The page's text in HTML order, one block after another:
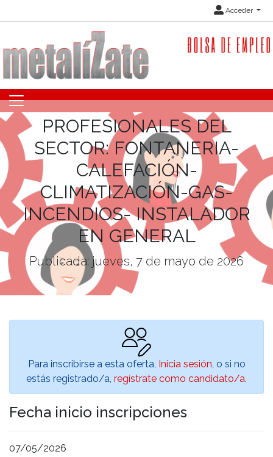
Acceder
PROFESIONALES DEL
SECTOR: FONTANERIA-
CALEFACIÓN-
CLIMATIZACIÓN-GAS-
INCENDIOS- INSTALADOR
EN GENERAL
Publicada: jueves, 7 de mayo de 2026
Para inscribirse a esta oferta, Inicia sesión , o si no
estás registrado/a, regístrate como candidato/a.
Fecha inicio inscripciones
07/05/2026